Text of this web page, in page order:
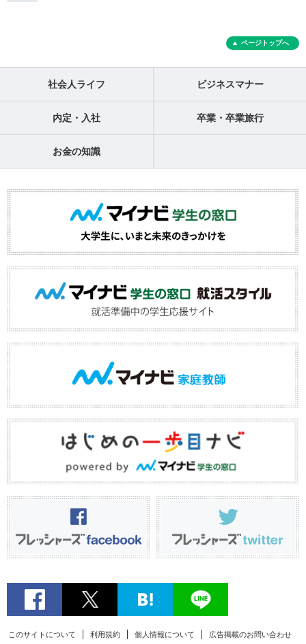
ページトップへ
社会人ライフ ビジネスマナー
内定・入社 卒業・卒業旅行
お金の知識
このサイトについて 利用規約 個人情報について 広告掲載のお問い合わせ